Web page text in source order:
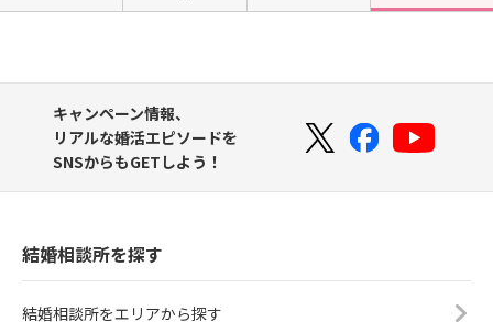
キャンペーン情報、
リアルな婚活エピソードを
SNSからもGETしよう！
結婚相談所を探す
結婚相談所をエリアから探す